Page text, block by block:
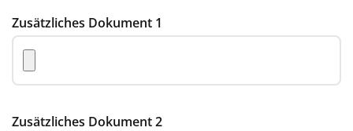
Zusätzliches Dokument 1
Zusätzliches Dokument 2